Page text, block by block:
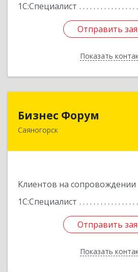
1С:Специалист
Отправить
Показать
Отправить
Назад
Бизнес Форум
Саяногорск
Клиентов на сопровождении
1С:Специалист
Отправить
Показать
655603, Хакасия Респ,
Отправить
Назад